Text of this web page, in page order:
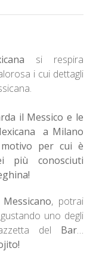
si respira
i cui dettagli
il Messico e le
a Milano
per cui è
più conosciuti
, potrai
uno degli
del Bar…